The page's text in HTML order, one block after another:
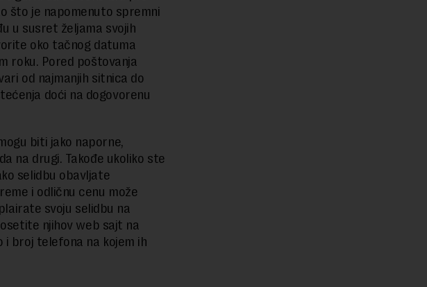
što je napomenuto spremni
u susret željama svojih
oko tačnog datuma
roku. Pored poštovanja
od najmanjih sitnica do
doći na dogovorenu
biti jako naporne,
na drugi. Takođe ukoliko ste
selidbu obavljate
i odličnu cenu može
svoju selidbu na
njihov web sajt na
i broj telefona na kojem ih